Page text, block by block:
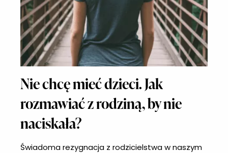
Nie chcę mieć dzieci. Jak
rozmawiać z rodziną, by nie
naciskała?
Świadoma rezygnacja z rodzicielstwa w naszym